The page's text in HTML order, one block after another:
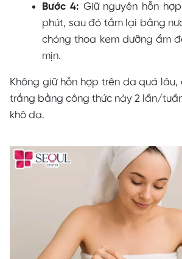
Bước 4: Giữ nguyên hỗn
phút, sau đó tắm lại bằng
chóng thoa kem dưỡng ẩm
mịn.
Không giữ hỗn hợp trên da quá
trắng bằng công thức này 2 lần/
khô da.